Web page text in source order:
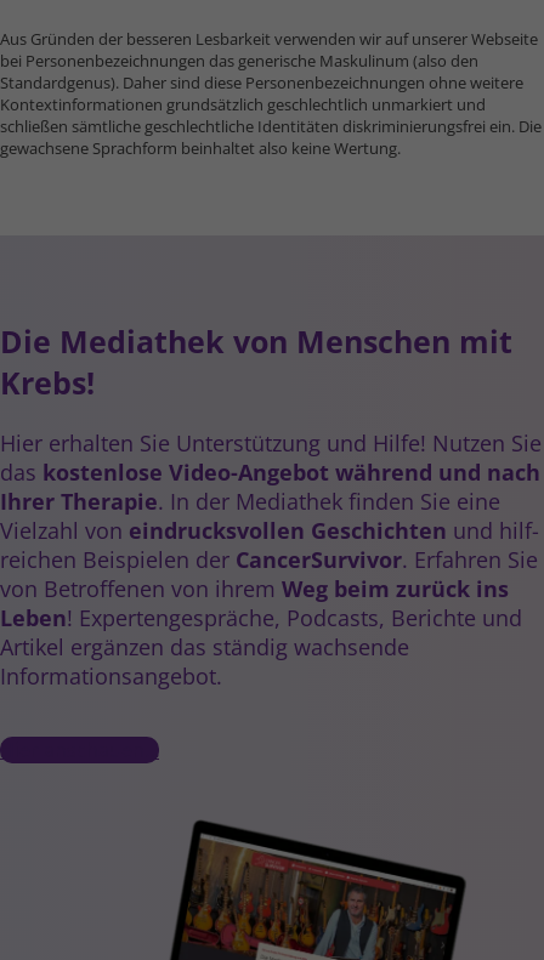
Aus Gründen der besseren Lesbarkeit verwenden wir auf unserer Webseite
bei Personen­bezeichnungen das generische Maskulinum (also den
Standard­genus). Daher sind diese Personen­bezeichnungen ohne weitere
Kontext­informationen grund­sätzlich geschlechtlich unmarkiert und
schließen sämtliche geschlechtliche Identitäten diskriminierungs­frei ein. Die
gewachsene Sprach­form beinhaltet also keine Wertung.
Die Mediathek von Menschen mit
Krebs!
Hier erhalten Sie Unter­stützung und Hilfe! Nutzen Sie
das kostenlose Video-Angebot während und nach
Ihrer Therapie. In der Mediathek finden Sie eine
Vielzahl von eindrucks­­vollen Geschichten und hilf­­
reichen Beispielen der Cancer­Survivor. Erfahren Sie
von Betroffenen von ihrem Weg beim zurück ins
Leben! Experten­gespräche, Podcasts, Berichte und
Artikel ergänzen das ständig wachsende
Informations­angebot.
Hier anschauen…